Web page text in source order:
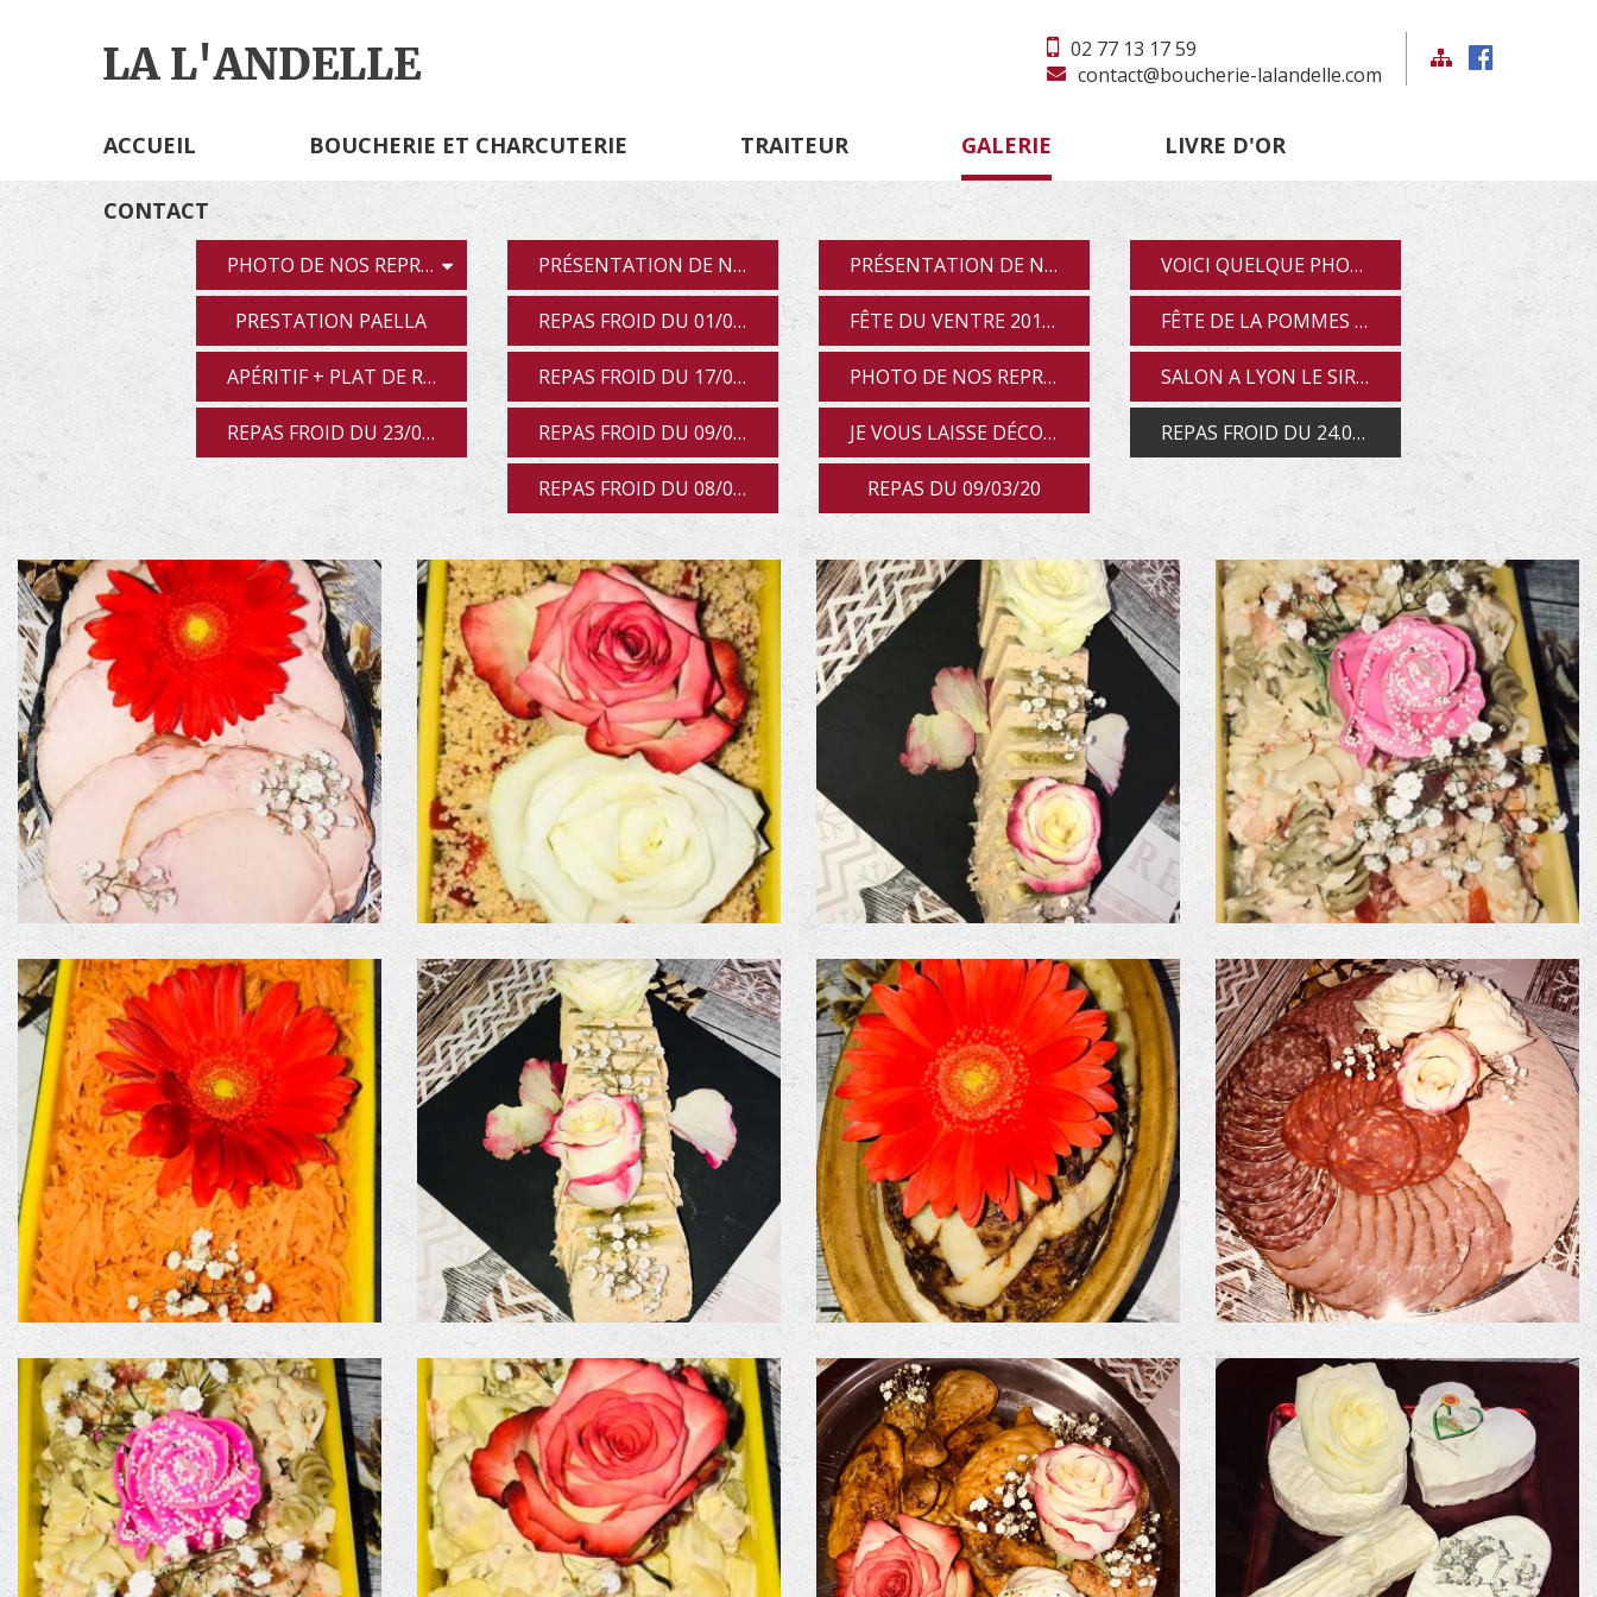
02 77 13 17 59
contact@boucherie-lalandelle.com
ACCUEIL BOUCHERIE ET CHARCUTERIE TRAITEUR GALERIE LIVRE D'OR
CONTACT
PHOTO DE NOS REPRÉSENTATIONS PRÉSENTATION DE NOS PRODUIT POUR APÉRITIF DÎNA... PRÉSENTATION DE NOTRE JOURNÉE DÉCOUVERTE DES FE... VOICI QUELQUE PHOTOS DE NOS ASSIETTE ANGLAISE ET...
PRESTATION PAELLA REPAS FROID DU 01/09/18 FÊTE DU VENTRE 2018 A ROUEN REPRÉSENTATION LE PO... FÊTE DE LA POMMES 2018
APÉRITIF + PLAT DE RÉSISTANCE JAM-BALAYA LE 2... REPAS FROID DU 17/01/19 PHOTO DE NOS REPRÉSENTATIONS DU 13/01/19 SALON A LYON LE SIRHA 2019
REPAS FROID DU 23/02/19 REPAS FROID DU 09/03/19 JE VOUS LAISSE DÉCOUVRIR NOS PHOTOS DE NOTRE REPA... REPAS FROID DU 24.04.19
REPAS FROID DU 08/05/19 REPAS DU 09/03/20